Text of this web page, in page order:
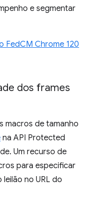
e segmentar
FedCM Chrome 120
dos frames
macros de tamanho
na API Protected
Um recurso de
para especificar
no URL do